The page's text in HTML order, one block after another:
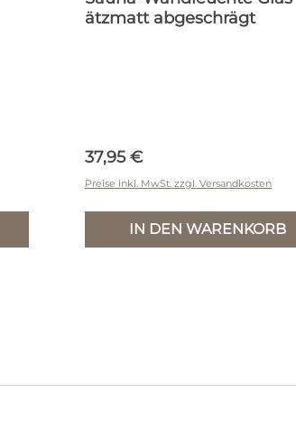
ätzmatt abgeschrägt
Regulärer Preis:
37,95 €
Preise inkl. MwSt. zzgl. Versandkosten
IN DEN WARENKORB